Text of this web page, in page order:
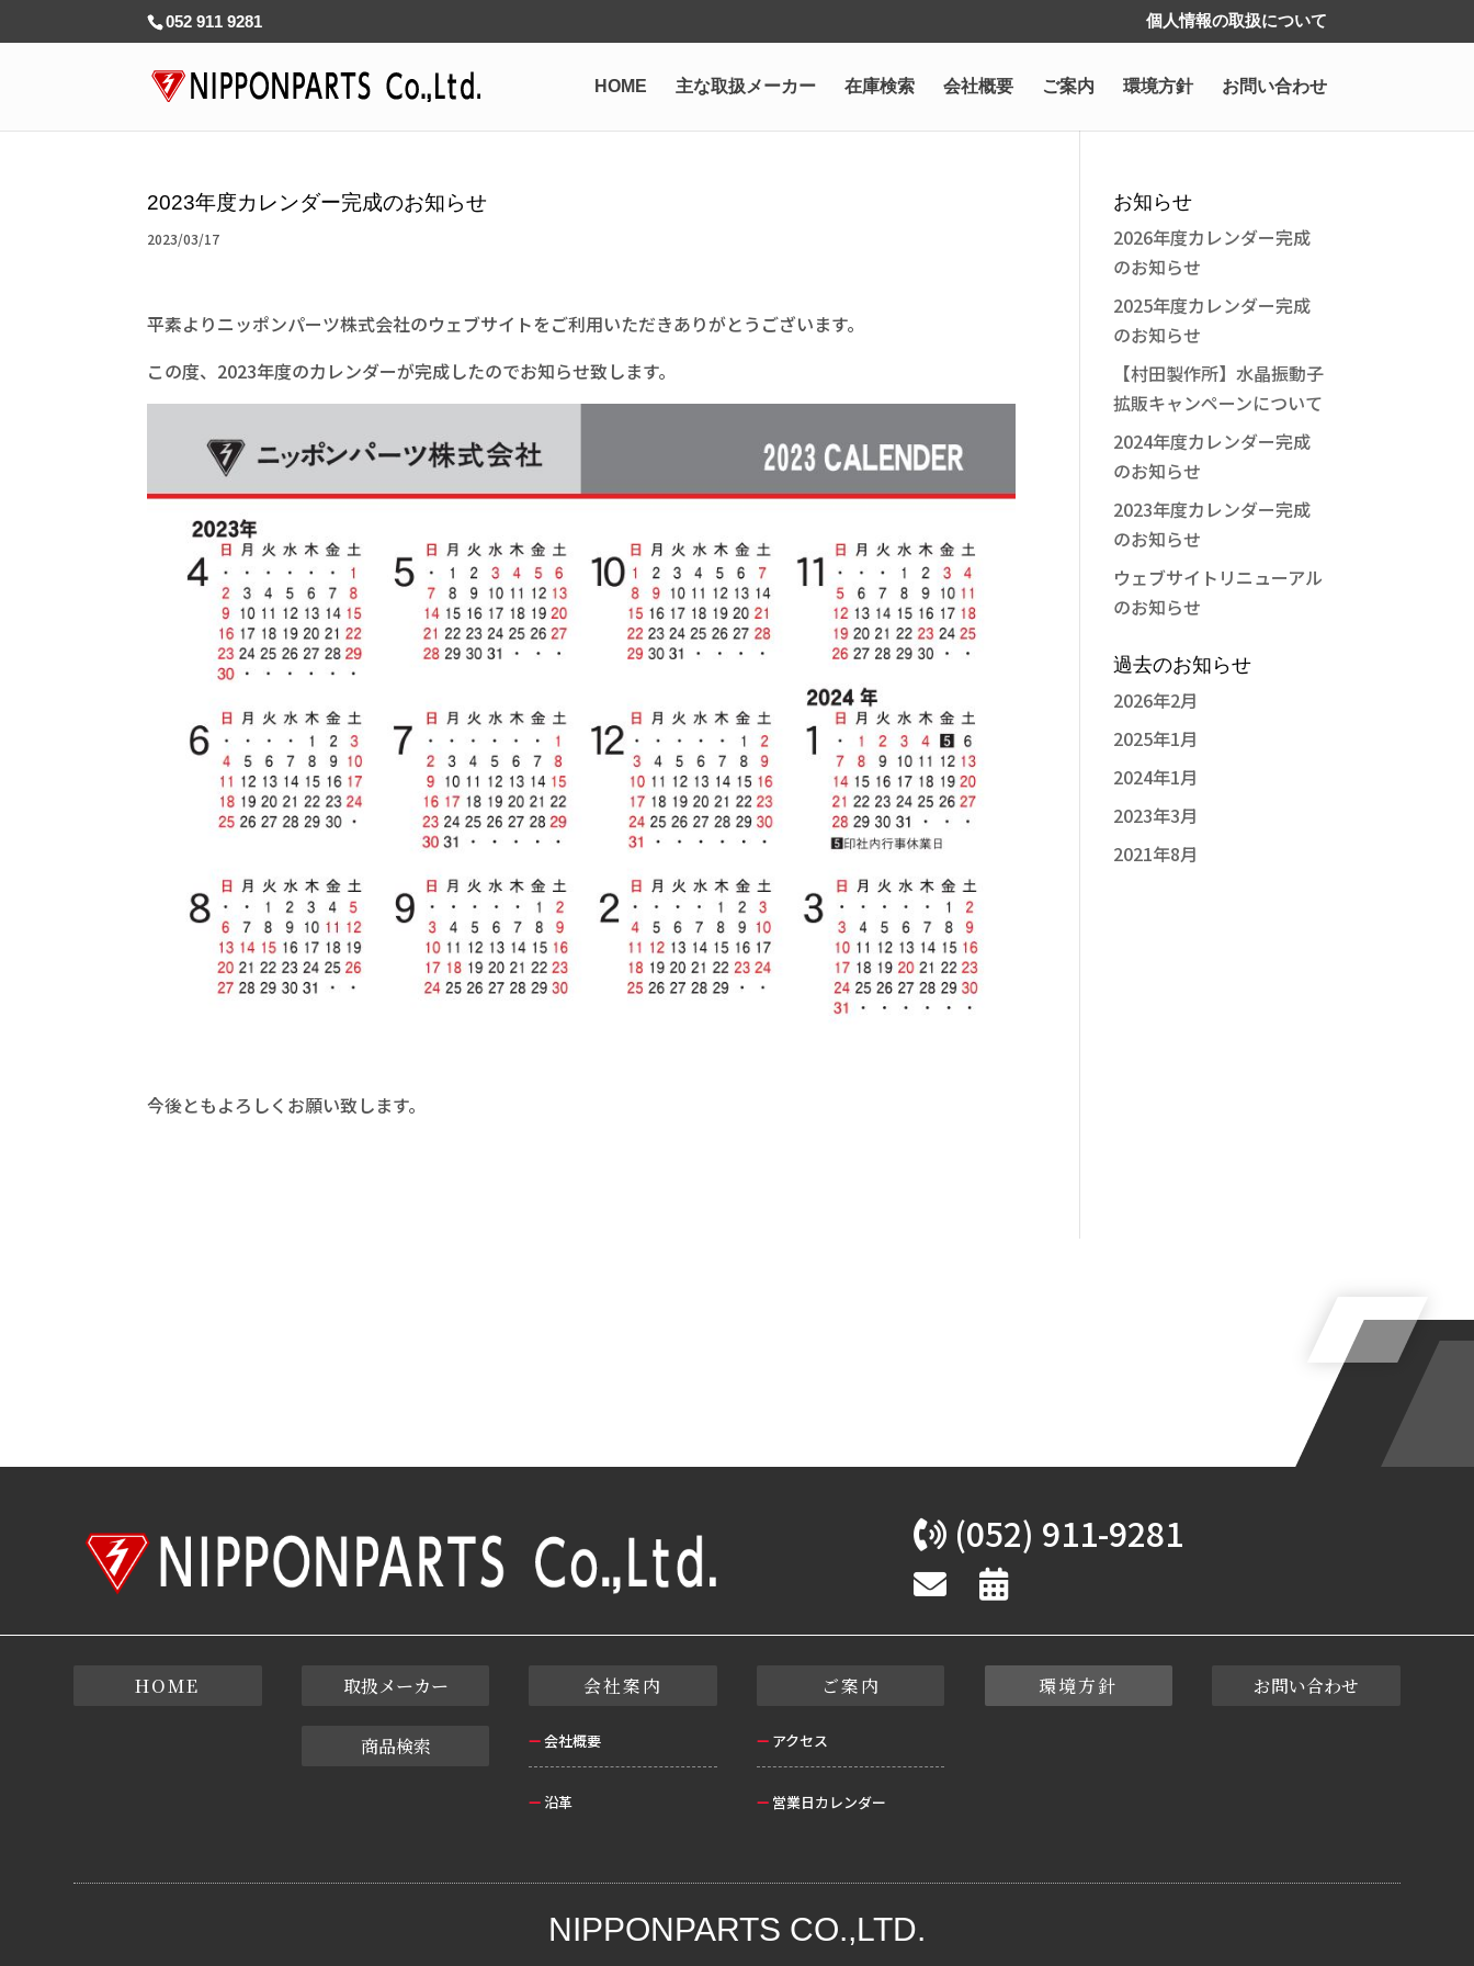
052 911 9281 個人情報の取扱について
HOME 主な取扱メーカー 在庫検索 会社概要 ご案内 環境方針 お問い合わせ
2023年度カレンダー完成のお知らせ
2023/03/17
平素よりニッポンパーツ株式会社のウェブサイトをご利用いただきありがとうございます。
この度、2023年度のカレンダーが完成したのでお知らせ致します。
今後ともよろしくお願い致します。
お知らせ
2026年度カレンダー完成
のお知らせ
2025年度カレンダー完成
のお知らせ
【村田製作所】水晶振動子
拡販キャンペーンについて
2024年度カレンダー完成
のお知らせ
2023年度カレンダー完成
のお知らせ
ウェブサイトリニューアル
のお知らせ
過去のお知らせ
2026年2月
2025年1月
2024年1月
2023年3月
2021年8月
(052) 911-9281
HOME 取扱メーカー
商品検索
会社案内
会社概要
沿革
ご案内
アクセス
営業日カレンダー
環境方針 お問い合わせ
NIPPONPARTS CO.,LTD.